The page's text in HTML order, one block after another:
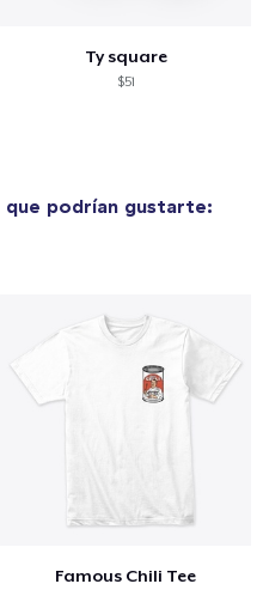
Ty square
$51
que podrían gustarte:
Famous Chili Tee